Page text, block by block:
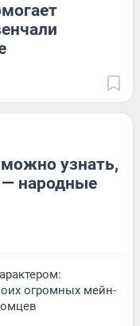
узнать,
— народные
огромных мейн-